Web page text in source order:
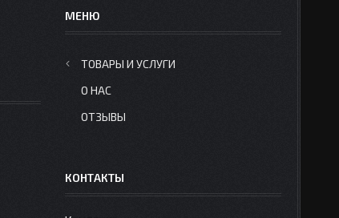
ТОВАРЫ И УСЛУГИ
О НАС
ОТЗЫВЫ
КОНТАКТЫ